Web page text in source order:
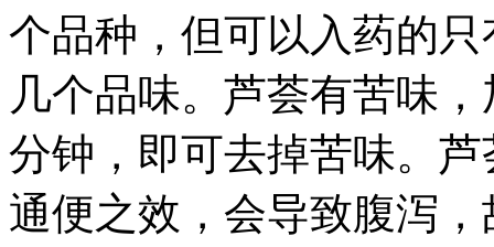
个品种，但可以入药的
几个品味。芦荟有苦味
分钟，即可去掉苦味。
通便之效，会导致腹泻